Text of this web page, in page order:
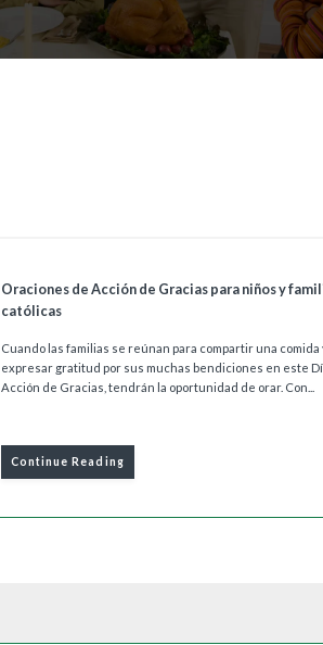
Oraciones de Acción de Gracias para niños y
católicas
Cuando las familias se reúnan para compartir una comida
expresar gratitud por sus muchas bendiciones en este
Acción de Gracias, tendrán la oportunidad de orar. Con...
Continue Reading